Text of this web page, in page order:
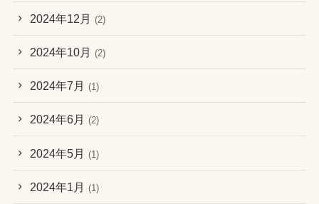
2024年12月 (2)
2024年10月 (2)
2024年7月 (1)
2024年6月 (2)
2024年5月 (1)
2024年1月 (1)